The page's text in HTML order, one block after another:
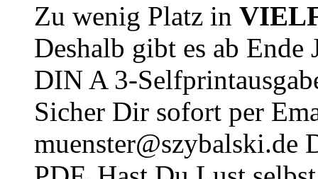
Zu wenig Platz in
Deshalb gibt es ab Ende
DIN A 3-
Sicher Dir sofort per
muenster@szybalski.de